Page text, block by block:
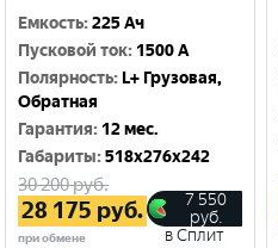
Емкость:225 Ач
Пусковой ток: 1500 A
Полярность: L+ Грузовая,
Обратная
Гарантия: 12 мес.
Габариты:518x276x242
30 200руб.
28 175 руб.
при обмене
7 550
руб.
в Сплит